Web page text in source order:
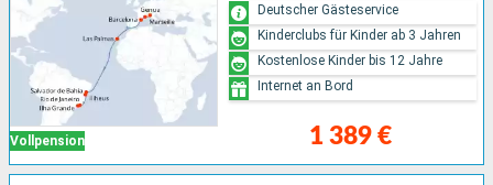
Vollpension 1 389 €
Deutscher Gästeservice
Kinderclubs für Kinder ab 3 Jahren
Kostenlose Kinder bis 12 Jahre
Internet an Bord